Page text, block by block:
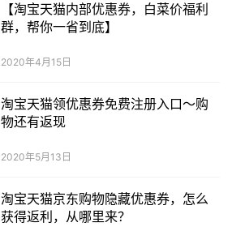
【淘宝天猫内部优惠券，白菜价福利
群，帮你一省到底】
2020年4月15日
淘宝天猫领优惠券免费注册入口～购
物还有返现
2020年5月13日
淘宝天猫京东购物隐藏优惠券，怎么
获得返利，从哪里来？